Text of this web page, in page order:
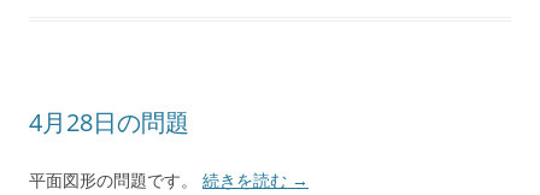
4月28日の問題
平面図形の問題です。 続きを読む →